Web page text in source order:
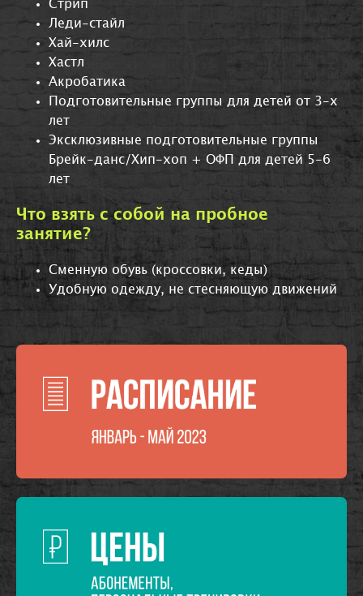
Стрип
Леди-стайл
Хай-хилс
Хастл
Акробатика
Подготовительные группы для детей от 3-х
лет
Эксклюзивные подготовительные группы
Брейк-данс/Хип-хоп + ОФП для детей 5-6
лет
Что взять с собой на пробное
занятие?
Сменную обувь (кроссовки, кеды)
Удобную одежду, не стесняющую движений